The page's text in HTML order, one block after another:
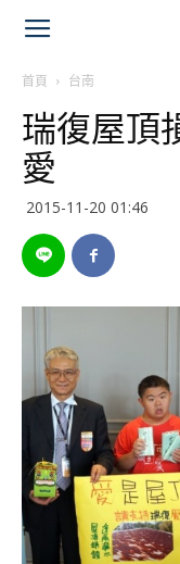
首頁 台南
瑞復屋頂
愛
2015-11-20 01:46